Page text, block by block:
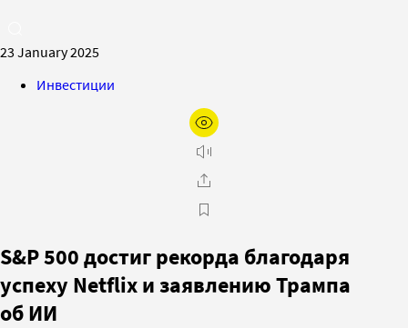
23 January 2025
Инвестиции
S&P 500 достиг рекорда благодаря
успеху Netflix и заявлению Трампа
об ИИ